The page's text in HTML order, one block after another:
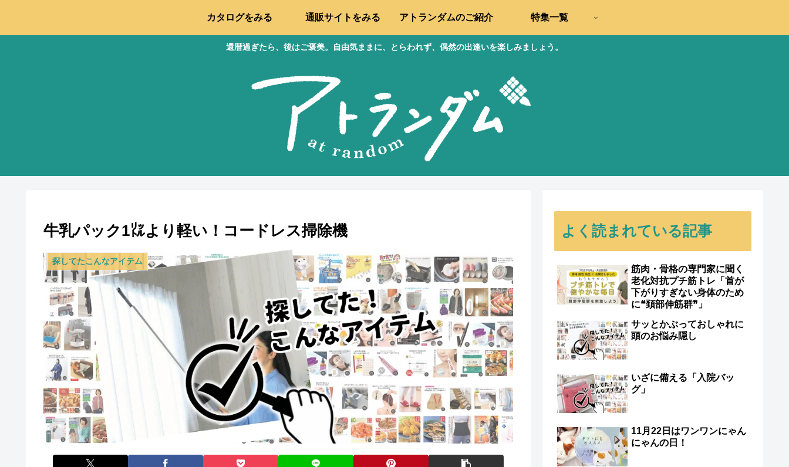
還暦過ぎたら、後はご褒美。自由気ままに、とらわれず、偶然の出逢いを楽しみましょう。
カタログをみる 通販サイトをみる アトランダムのご紹介 特集一覧
牛乳パック1㍑より軽い！コードレス掃除機
探してたこんなアイテム
よく読まれている記事
筋肉・骨格の専門家に聞く
老化対抗プチ筋トレ「首が
下がりすぎない身体のため
に❝頚部伸筋群❞」
サッとかぶっておしゃれに
頭のお悩み隠し
いざに備える「入院バッ
グ」
11月22日はワンワンにゃん
にゃんの日！